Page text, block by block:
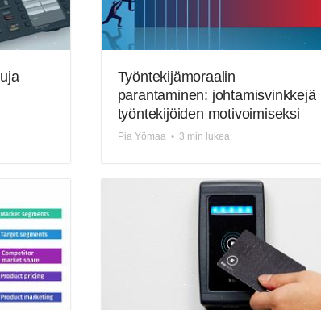
Työntekijämoraalin
parantaminen: johtamisvinkkejä
työntekijöiden motivoimiseksi
Pia Yömaa • 3 min lukea